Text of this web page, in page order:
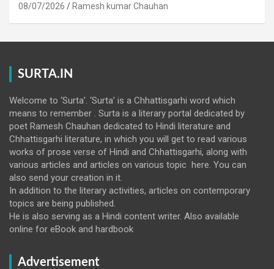
08/07/2026 Ramesh kumar Chauhan
SURTA.IN
Welcome to ‘Surta’. ‘Surta’ is a Chhattisgarhi word which
means to remember . Surta is a literary portal dedicated by
poet Ramesh Chauhan dedicated to Hindi literature and
Chhattisgarhi literature, in which you will get to read various
works of prose verse of Hindi and Chhattisgarhi, along with
various articles and articles on various topic here. You can
also send your creation in it.
In addition to the literary activities, articles on contemporary
topics are being published.
He is also serving as a Hindi content writer. Also available
online for eBook and hardbook
Advertisement